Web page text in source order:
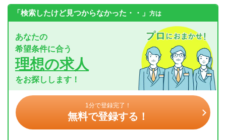
「検索したけど見つからなかった・・」 方は
あなたの
希望条件に合う
理想の求人
をお探しします！
1分で登録完了！
無料で登録する！